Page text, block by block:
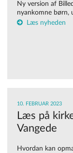
Ny version af
nyankomne børn,
Læs nyheden
10. FEBRUAR 2023
Læs på
Vangede
Hvordan kan